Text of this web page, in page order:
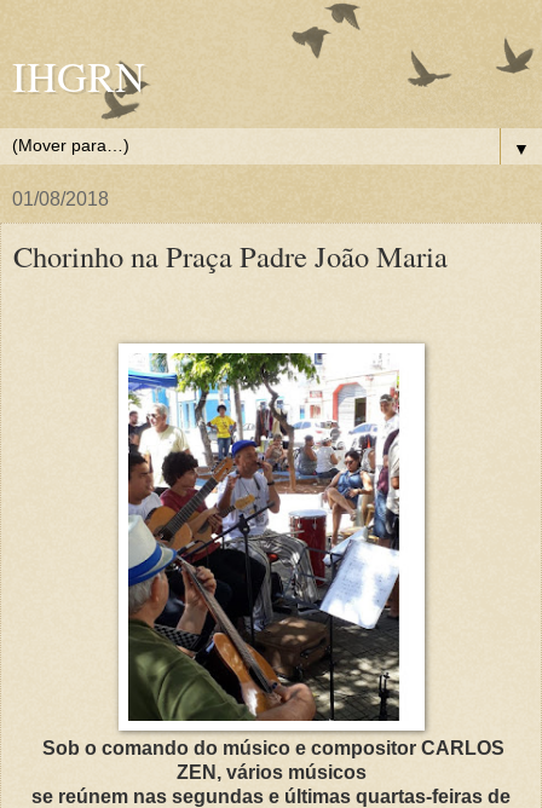
IHGRN
▼
01/08/2018
Chorinho na Praça Padre João Maria
Sob o comando do músico e compositor CARLOS
ZEN, vários músicos
se reúnem nas segundas e últimas quartas-feiras de